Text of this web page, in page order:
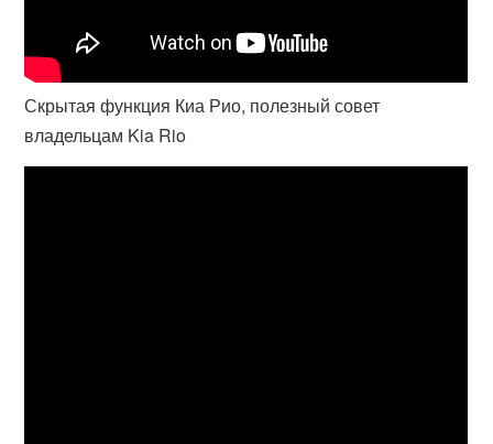
Скрытая функция Киа Рио, полезный совет
владельцам Kia Rio